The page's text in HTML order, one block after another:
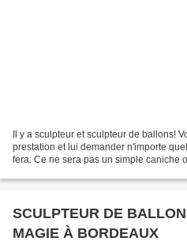
Il y a sculpteur et sculpteur de ballons!
prestation et lui demander n'importe
fera. Ce ne sera pas un simple caniche
SCULPTEUR DE
MAGIE À BORDEAUX